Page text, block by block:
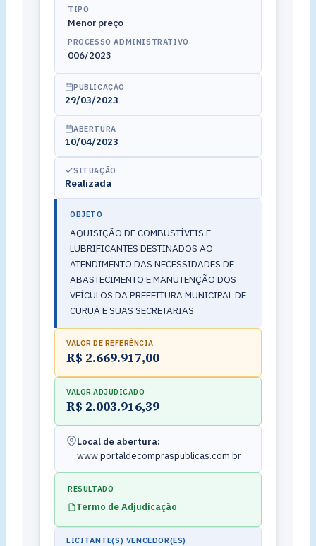
TIPO
Menor preço
PROCESSO ADMINISTRATIVO
006/2023
PUBLICAÇÃO
29/03/2023
ABERTURA
10/04/2023
SITUAÇÃO
Realizada
OBJETO
AQUISIÇÃO DE COMBUSTÍVEIS E
LUBRIFICANTES DESTINADOS AO
ATENDIMENTO DAS NECESSIDADES DE
ABASTECIMENTO E MANUTENÇÃO DOS
VEÍCULOS DA PREFEITURA MUNICIPAL DE
CURUÁ E SUAS SECRETARIAS
VALOR DE REFERÊNCIA
R$ 2.669.917,00
VALOR ADJUDICADO
R$ 2.003.916,39
Local de abertura:
www.portaldecompraspublicas.com.br
RESULTADO
Termo de Adjudicação
LICITANTE(S) VENCEDOR(ES)